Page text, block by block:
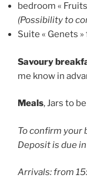
bedroom «
(Possibility to
Suite « Genets
Savoury
me know in
Meals, Jars to
To confirm your
Deposit is due
Arrivals: from